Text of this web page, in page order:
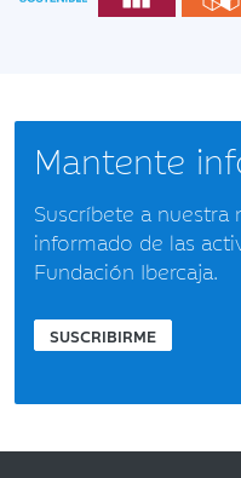
Mantente
Suscríbete a
informado de las
Fundación Ibercaja.
SUSCRIBIRME